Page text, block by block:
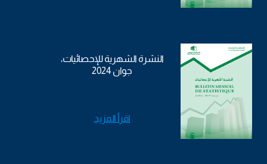
النشرة الشهرية للإحصائيات،
جوان 2024
اقرأ المزيد